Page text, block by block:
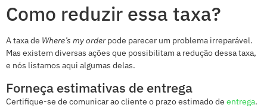
Como reduzir essa taxa?
A taxa de Where’s my orderpode parecer um problema irreparável.
Mas existem diversas ações que possibilitam a redução dessa taxa,
e nós listamos aqui algumas delas.
Forneça estimativas de entrega
Certifique-se de comunicar ao cliente o prazo estimado de entrega.